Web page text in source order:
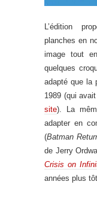
L’édition
planches en
image tout
quelques
adapté que la
1989 (qui
site). La
adapter en
(Batman
de Jerry
Crisis on
années plus tôt.